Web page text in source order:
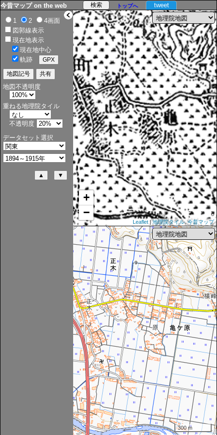
> tweet
今昔マップ on the web トップへ
+
−
Leaflet |地理院タイル,今昔マップ
300 m
1 2
4画面
図郭線表示
現在地表示
現在地中心
軌跡
地図不透明度
重ねる地理院タイル
不透明度
データセット選択